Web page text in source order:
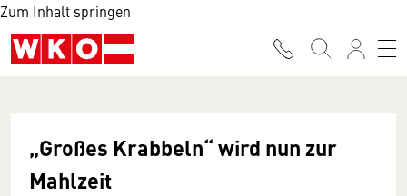
Zum Inhalt springen
„Großes Krabbeln“ wird nun zur
Mahlzeit